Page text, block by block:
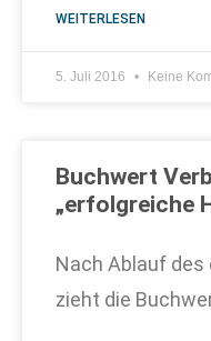
WEITERLESEN
5. Juli 2016 Keine
Buchwert
„erfolgreiche
Nach Ablauf des
zieht die